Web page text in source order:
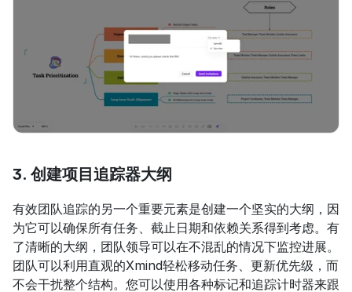
3. 创建项目追踪器大纲
有效团队追踪的另一个重要元素是创建一个坚实的大纲，因
为它可以确保所有任务、截止日期和依赖关系得到考虑。有
了清晰的大纲，团队领导可以在不混乱的情况下监控进展。
团队可以利用直观的Xmind轻松移动任务、更新优先级，而
不会干扰整个结构。您可以使用各种标记和追踪计时器来跟